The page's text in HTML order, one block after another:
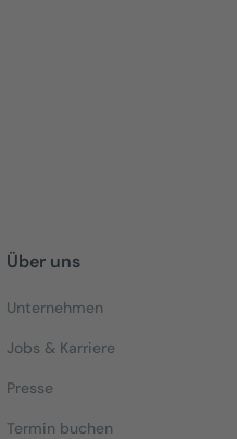
Über uns
Unternehmen
Jobs & Karriere
Presse
Termin buchen